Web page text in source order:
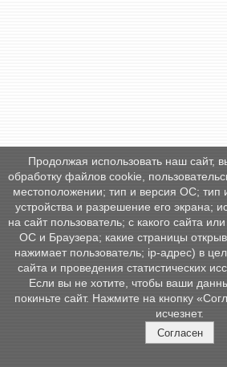
Продолжая использовать наш сайт,
обработку файлов cookie,
местоположении; тип и версия ОС; тип
устройства и разрешение его экрана;
на сайт пользователь; с какого сайта
ОС и Браузера; какие страницы
нажимает пользователь; ip-адрес) в
сайта и проведения статистических
Если вы не хотите, чтобы ваши
покиньте сайт. Нажмите на кнопку
исчезнет.
Согласен